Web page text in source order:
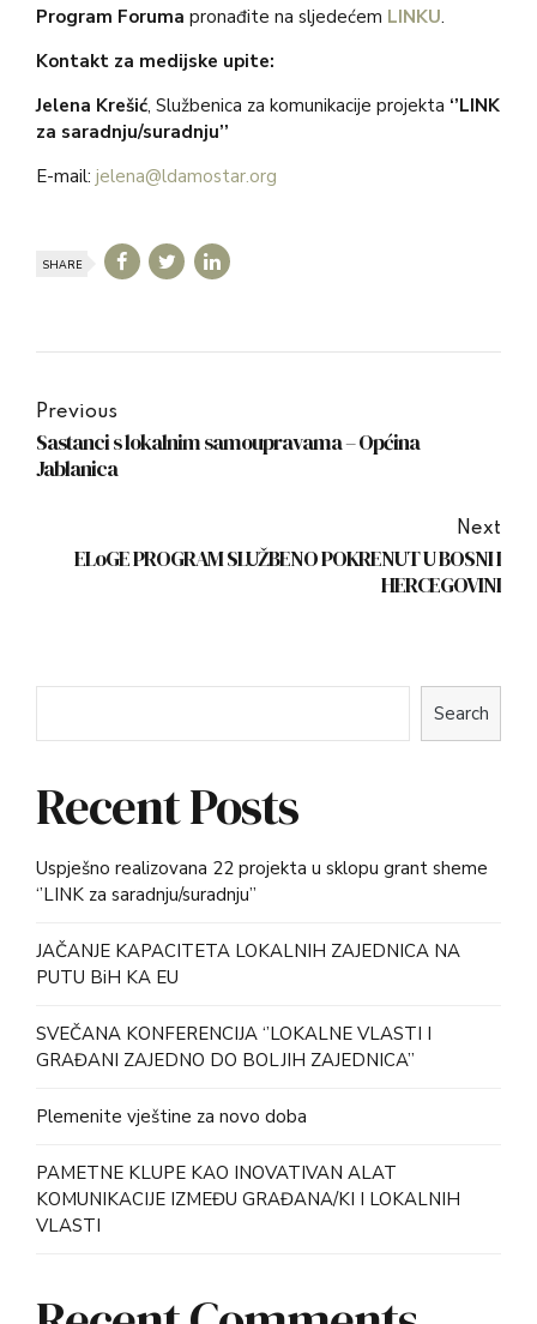
Program Foruma pronađite na sljedećem LINKU.
Kontakt za medijske upite:
Jelena Krešić, Službenica za komunikacije projekta ‘’LINK
za saradnju/suradnju’’
E-mail: jelena@ldamostar.org
SHARE
Previous
Sastanci s lokalnim samoupravama – Općina
Jablanica
Next
ELoGE PROGRAM SLUŽBENO POKRENUT U BOSNI I
HERCEGOVINI
Search
Recent Posts
Uspješno realizovana 22 projekta u sklopu grant sheme
‘’LINK za saradnju/suradnju’’
JAČANJE KAPACITETA LOKALNIH ZAJEDNICA NA
PUTU BiH KA EU
SVEČANA KONFERENCIJA ‘’LOKALNE VLASTI I
GRAĐANI ZAJEDNO DO BOLJIH ZAJEDNICA’’
Plemenite vještine za novo doba
PAMETNE KLUPE KAO INOVATIVAN ALAT
KOMUNIKACIJE IZMEĐU GRAĐANA/KI I LOKALNIH
VLASTI